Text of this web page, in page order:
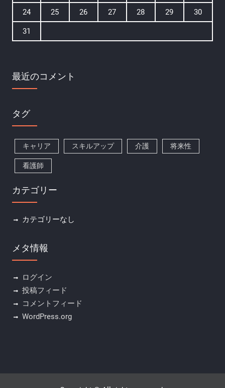
24 25 26 27 28 29 30
31
最近のコメント
タグ
キャリア スキルアップ 介護 将来性
看護師
カテゴリー
カテゴリーなし
メタ情報
ログイン
投稿フィード
コメントフィード
WordPress.org